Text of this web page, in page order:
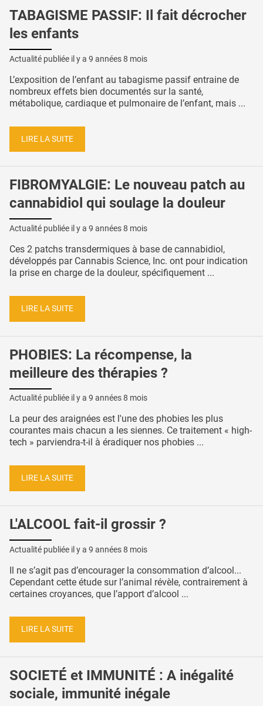
TABAGISME PASSIF: Il fait décrocher
les enfants
Actualité publiée il y a 9 années 8 mois
L’exposition de l’enfant au tabagisme passif entraine de
nombreux effets bien documentés sur la santé,
métabolique, cardiaque et pulmonaire de l’enfant, mais ...
LIRE LA SUITE
FIBROMYALGIE: Le nouveau patch au
cannabidiol qui soulage la douleur
Actualité publiée il y a 9 années 8 mois
Ces 2 patchs transdermiques à base de cannabidiol,
développés par Cannabis Science, Inc. ont pour indication
la prise en charge de la douleur, spécifiquement ...
LIRE LA SUITE
PHOBIES: La récompense, la
meilleure des thérapies ?
Actualité publiée il y a 9 années 8 mois
La peur des araignées est l'une des phobies les plus
courantes mais chacun a les siennes. Ce traitement « high-
tech » parviendra-t-il à éradiquer nos phobies ...
LIRE LA SUITE
L'ALCOOL fait-il grossir ?
Actualité publiée il y a 9 années 8 mois
Il ne s’agit pas d’encourager la consommation d’alcool...
Cependant cette étude sur l’animal révèle, contrairement à
certaines croyances, que l’apport d’alcool ...
LIRE LA SUITE
SOCIETÉ et IMMUNITÉ : A inégalité
sociale, immunité inégale